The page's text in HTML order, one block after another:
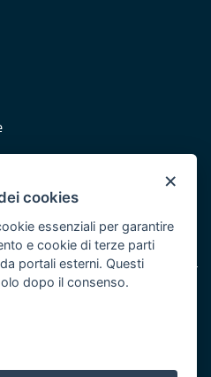
del POR Puglia 2014/2020 -
×
cookies
essenziali per garantire
e cookie di terze parti
portali esterni. Questi
dopo il consenso.